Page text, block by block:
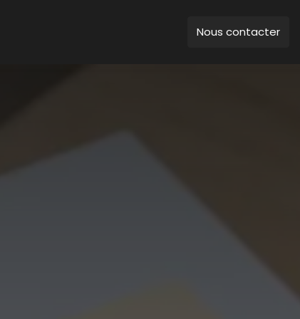
Nous contacter